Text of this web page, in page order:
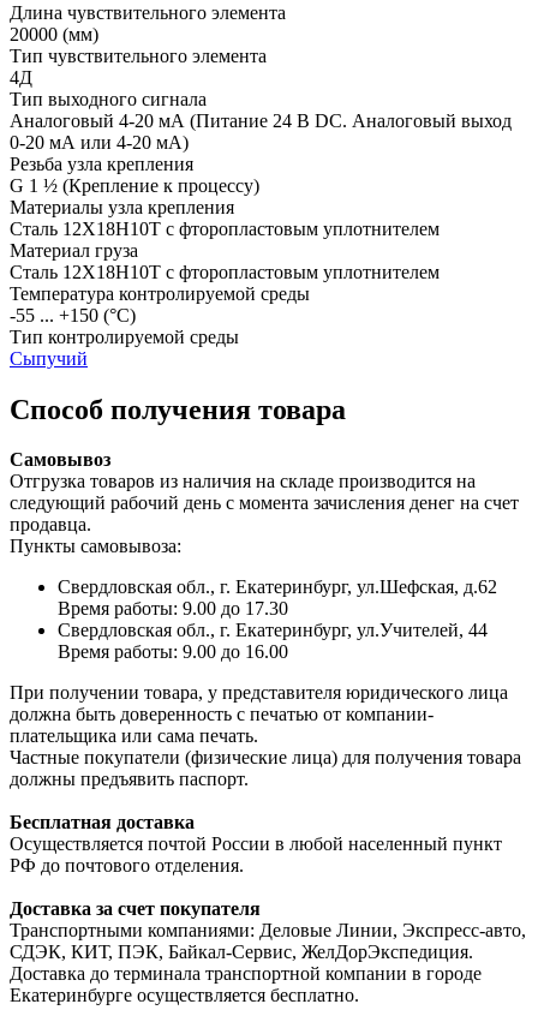
Длина чувствительного элемента
20000 (мм)
Тип чувствительного элемента
4Д
Тип выходного сигнала
Аналоговый 4-20 мА (Питание 24 В DC. Аналоговый выход
0-20 мА или 4-20 мА)
Резьба узла крепления
G 1 ½ (Крепление к процессу)
Материалы узла крепления
Сталь 12Х18Н10Т с фторопластовым уплотнителем
Материал груза
Сталь 12Х18Н10Т с фторопластовым уплотнителем
Температура контролируемой среды
-55 ... +150 (°С)
Тип контролируемой среды
Сыпучий
Способ получения товара
Самовывоз
Отгрузка товаров из наличия на складе производится на
следующий рабочий день с момента зачисления денег на счет
продавца.
Пункты самовывоза:
Свердловская обл., г. Екатеринбург, ул.Шефская, д.62
Время работы: 9.00 до 17.30
Свердловская обл., г. Екатеринбург, ул.Учителей, 44
Время работы: 9.00 до 16.00
При получении товара, у представителя юридического лица
должна быть доверенность с печатью от компании-
плательщика или сама печать.
Частные покупатели (физические лица) для получения товара
должны предъявить паспорт.
Бесплатная доставка
Осуществляется почтой России в любой населенный пункт
РФ до почтового отделения.
Доставка за счет покупателя
Транспортными компаниями: Деловые Линии, Экспресс-авто,
СДЭК, КИТ, ПЭК, Байкал-Сервис, ЖелДорЭкспедиция.
Доставка до терминала транспортной компании в городе
Екатеринбурге осуществляется бесплатно.